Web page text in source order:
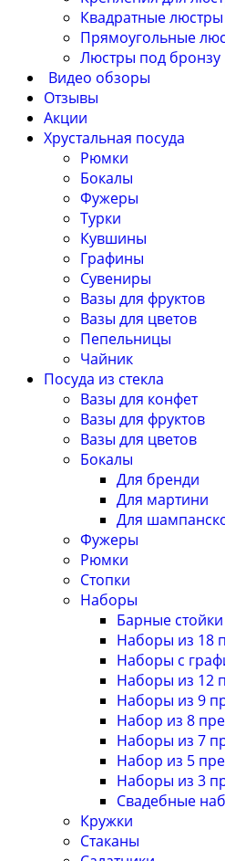
Квадратные люстры
Прямоугольные
Люстры под бронзу
Видео обзоры
Отзывы
Акции
Хрустальная посуда
Рюмки
Бокалы
Фужеры
Турки
Кувшины
Графины
Сувениры
Вазы для фруктов
Вазы для цветов
Пепельницы
Чайник
Посуда из стекла
Вазы для конфет
Вазы для фруктов
Вазы для цветов
Бокалы
Для бренди
Для мартини
Для
Фужеры
Рюмки
Стопки
Наборы
Барные стойки
Наборы из 18
Наборы с
Наборы из 12
Наборы из 9
Набор из 8
Наборы из 7
Набор из 5
Наборы из 3
Свадебные
Кружки
Стаканы